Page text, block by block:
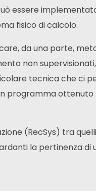
essere
fisico di calcolo.
da una parte,
non
tecnica che ci
programma ottenuto
(RecSys) tra
la pertinenza di